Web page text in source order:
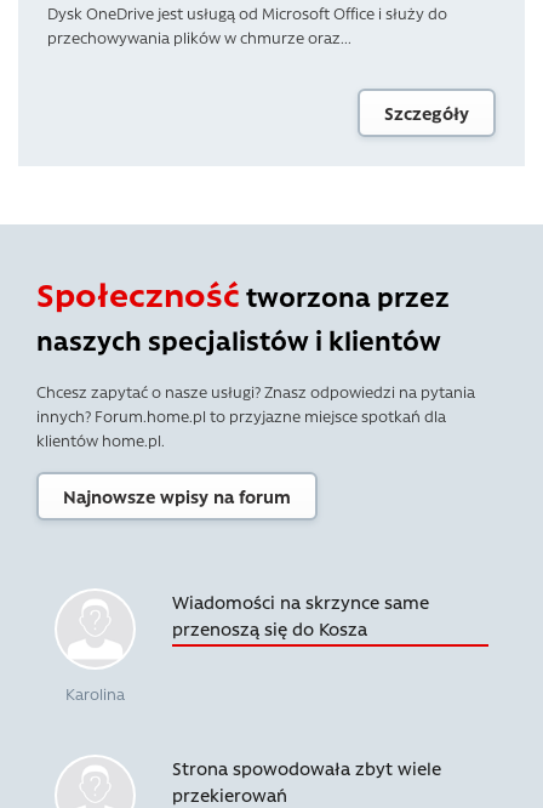
Dysk OneDrive jest usługą od Microsoft Office i służy do
przechowywania plików w chmurze oraz...
Szczegóły
Społeczność tworzona przez
naszych specjalistów i klientów
Chcesz zapytać o nasze usługi? Znasz odpowiedzi na pytania
innych? Forum.home.pl to przyjazne miejsce spotkań dla
klientów home.pl.
Najnowsze wpisy na forum
Karolina
Wiadomości na skrzynce same
przenoszą się do Kosza
Strona spowodowała zbyt wiele
przekierowań